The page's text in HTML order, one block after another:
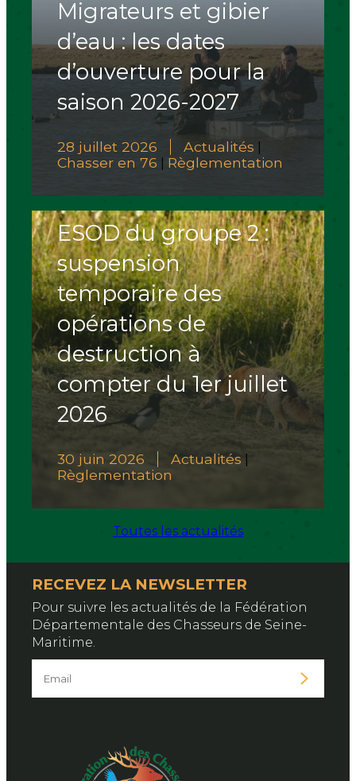
Migrateurs et gibier
d’eau : les dates
d’ouverture pour la
saison 2026-2027
28 juillet 2026 Actualités
Chasser en 76 Règlementation
ESOD du groupe 2 :
suspension
temporaire des
opérations de
destruction à
compter du 1er juillet
2026
30 juin 2026 Actualités
Règlementation
Toutes les actualités
RECEVEZ LA NEWSLETTER
Pour suivre les actualités de la Fédération
Départementale des Chasseurs de Seine-
Maritime.